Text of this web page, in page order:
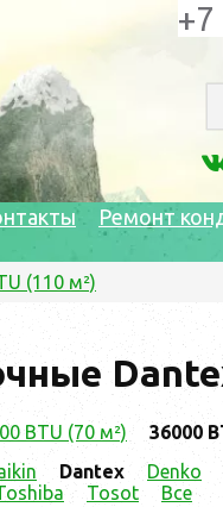
Ремонт
(110 м²)
BTU (70 м²) 36000
Dantex Denko
Tosot
Все